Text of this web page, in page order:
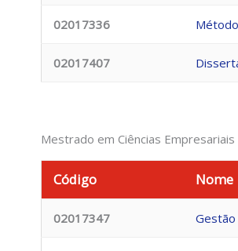
02017336
02017407
Mestrado em Ciências
Código Nome
02017347